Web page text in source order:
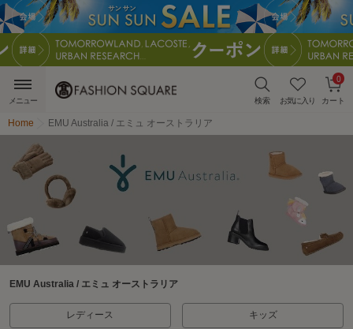
検索 お気に入り カート
0
メニュー
Home EMU Australia / エミュ オーストラリア
EMU Australia / エミュ オーストラリア
レディース キッズ